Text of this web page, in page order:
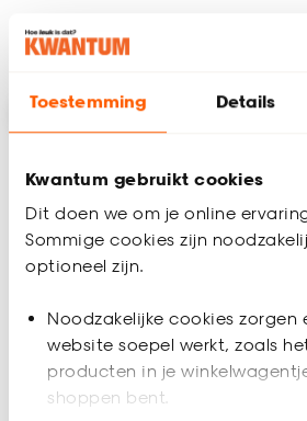
Toestemming Details
Kwantum gebruikt cookies
Dit doen we om je online
Sommige cookies zijn
optioneel zijn.
Noodzakelijke cookies zorgen
website soepel werkt, zoals
producten in je
shoppen bent.
Binnen 2-3 werkdagen bezorgd
Deurmat Stryker